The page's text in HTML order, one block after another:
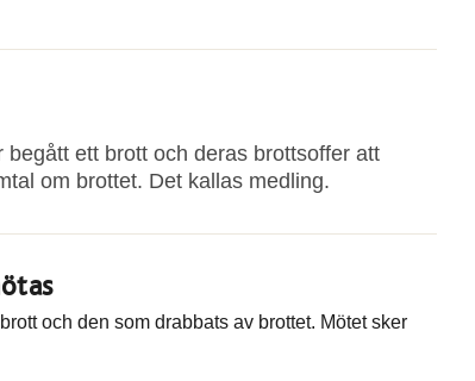
ett brott och deras brottsoffer att
om brottet. Det kallas medling.
och den som drabbats av brottet. Mötet sker